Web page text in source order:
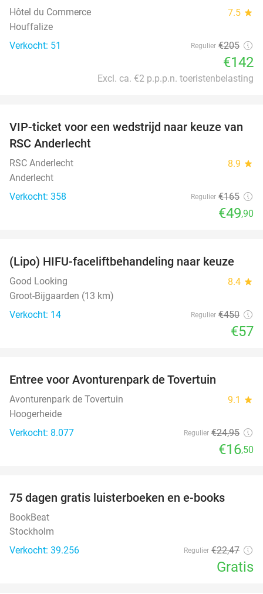
Hôtel du Commerce 7.5 star
Houffalize
Verkocht: 51
Regulier €205
€142
Excl. ca. €2 p.p.p.n. toeristenbelasting
70%
VIP-ticket voor een wedstrijd naar keuze van
RSC Anderlecht
RSC Anderlecht 8.9 star
Anderlecht
Verkocht: 358
Regulier €165
€49,90
87%
(Lipo) HIFU-faceliftbehandeling naar keuze
Good Looking 8.4 star
Groot-Bijgaarden (13 km)
Verkocht: 14
Regulier €450
€57
Entree voor Avonturenpark de Tovertuin
Avonturenpark de Tovertuin 9.1 star
Hoogerheide
Verkocht: 8.077
Regulier €24,95
€16,50
75 dagen gratis luisterboeken en e-books
BookBeat
Stockholm
Verkocht: 39.256
Regulier €22,47
Gratis